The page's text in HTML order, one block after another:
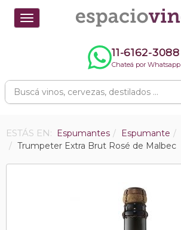
Toggle
navigation
11-6162-3088
Chateá por Whatsapp
ESTÁS EN: Espumantes Espumante
Trumpeter Extra Brut Rosé de Malbec